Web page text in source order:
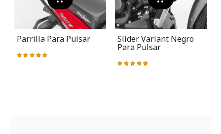
Parrilla Para Pulsar
Valoración:
Slider Variant Negro
Para Pulsar
Valoración: